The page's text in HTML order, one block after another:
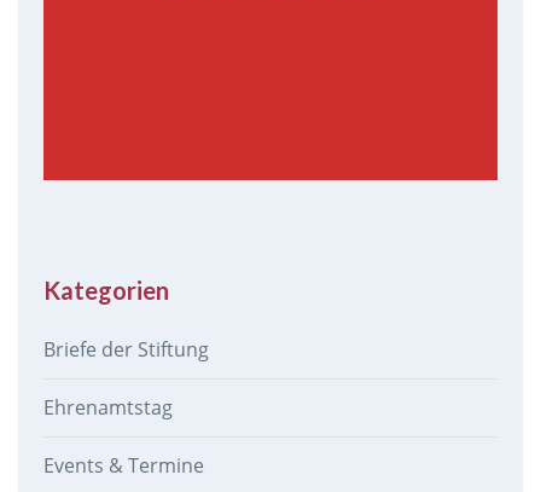
Kategorien
Briefe der Stiftung
Ehrenamtstag
Events & Termine